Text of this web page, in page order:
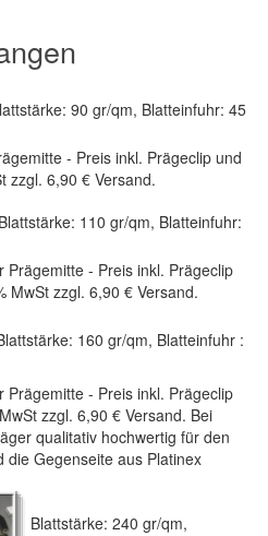
90 gr/qm, Blatteinfuhr: 45
- Preis inkl. Prägeclip und
zzgl. 6,90 € Versand.
Blattstärke: 110 gr/qm, Blatteinfuhr:
- Preis inkl. Prägeclip
MwSt zzgl. 6,90 € Versand.
160 gr/qm, Blatteinfuhr :
- Preis inkl. Prägeclip
zzgl. 6,90 € Versand. Bei
qualitativ hochwertig für den
die Gegenseite aus Platinex
Blattstärke: 240 gr/qm,